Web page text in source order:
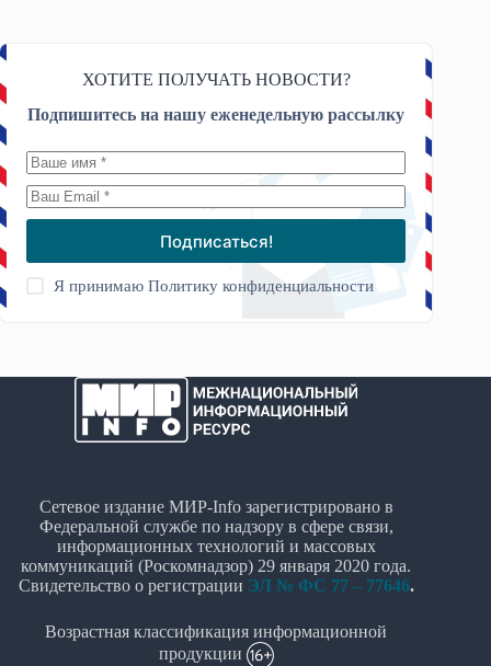
ХОТИТЕ ПОЛУЧАТЬ НОВОСТИ?
Подпишитесь на нашу еженедельную рассылку
Подписаться!
Я принимаюПолитику конфиденциальности
Сетевое издание МИР-Info зарегистрировано в
Федеральной службе по надзору в сфере связи,
информационных технологий и массовых
коммуникаций (Роскомнадзор) 29 января 2020 года.
Свидетельство о регистрации ЭЛ № ФС 77 – 77646.
Возрастная классификация информационной
продукции